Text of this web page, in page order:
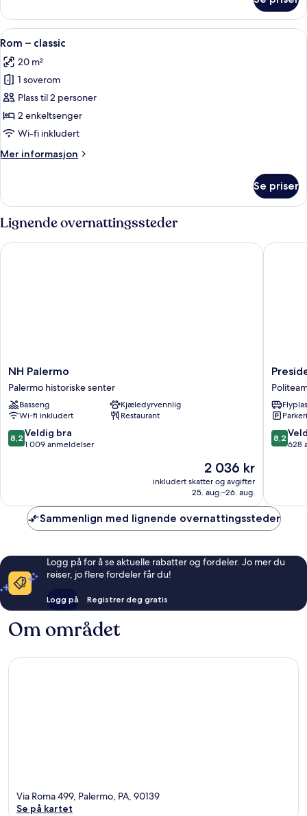
Åpne
alle
bildene
av
Rom
–
classic
Rom – classic | Minibar, safe på
4
Rom – classic
20 m²
1 soverom
Plass til 2 personer
2 enkeltsenger
Wi-fi inkludert
Mer informasjon
Mer
–
classic
Se priser
Lignende overnattingssteder
NH
Palermo
Palermo
historiske
senter
NH Palermo
Palermo historiske senter
Basseng
Kjæledyrvennlig
Wi-fi inkludert
Restaurant
8.2
av
anmeldelser
8,2 Veldig bra
1 009 anmeldelser
Prisen
er
2 036 kr
2 036 kr
inkludert skatter og avgifter
25. aug.–26. aug.
NH Palermo
Hotel
Palermo
8.2
av
8,2
628
Sammenlign med lignende overnattingssteder
Logg på for å se aktuelle rabatter og fordeler. Jo mer du
reiser, jo flere fordeler får du!
Logg på Registrer deg gratis
Om området
Via Roma 499, Palermo, PA, 90139
Se på kartet